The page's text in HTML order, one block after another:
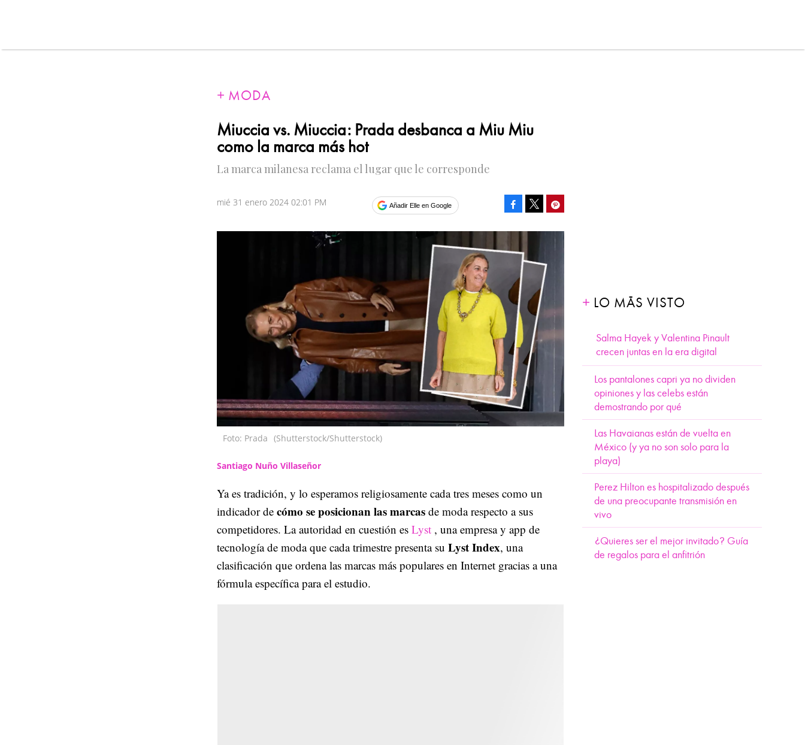
LO MÁS VISTO
Salma Hayek y Valentina Pinault
crecen juntas en la era digital
Los pantalones capri ya no dividen
opiniones y las celebs están
demostrando por qué
Las Havaianas están de vuelta en
México (y ya no son solo para la
playa)
Perez Hilton es hospitalizado después
de una preocupante transmisión en
vivo
¿Quieres ser el mejor invitado? Guía
de regalos para el anfitrión
MODA
Miuccia vs. Miuccia: Prada desbanca a Miu Miu
como la marca más hot
La marca milanesa reclama el lugar que le corresponde
mié 31 enero 2024 02:01 PM Añadir Elle en Google Facebook
Foto: Prada (Shutterstock/Shutterstock)
Santiago Nuño Villaseñor
Ya es tradición, y lo esperamos religiosamente cada tres meses como un
indicador de cómo se posicionan las marcas de moda respecto a sus
competidores. La autoridad en cuestión es Lyst , una empresa y app de
tecnología de moda que cada trimestre presenta su Lyst Index, una
clasificación que ordena las marcas más populares en Internet gracias a una
fórmula específica para el estudio.